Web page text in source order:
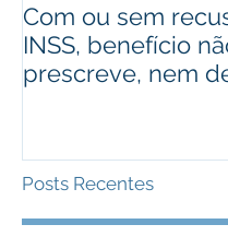
Com ou sem
INSS, benefício
prescreve, nem
Posts Recentes